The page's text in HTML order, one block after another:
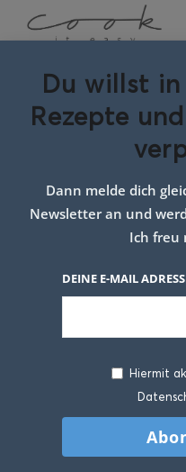
Du willst
Rezepte
Dann melde dich
Newsletter an und
Ich freu
DEINE E-MAIL
Hiermit